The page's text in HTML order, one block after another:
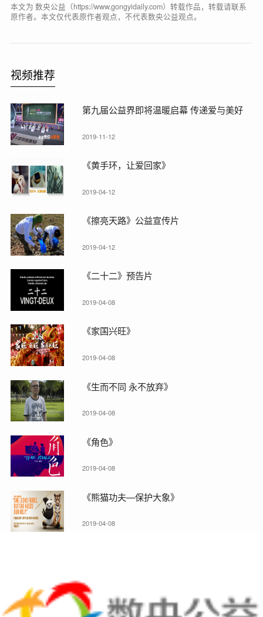
本文为 数央公益（https://www.gongyidaily.com）转载作品，转载请联系
原作者。本文仅代表原作者观点，不代表数央公益观点。
视频推荐
第九届公益界即将温暖启幕 传递爱与美好
2019-11-12
《黄手环，让爱回家》
2019-04-12
《擦亮天路》公益宣传片
2019-04-12
《二十二》预告片
2019-04-08
《家国兴旺》
2019-04-08
《生而不同 永不放弃》
2019-04-08
《角色》
2019-04-08
《熊猫功夫—保护大象》
2019-04-08